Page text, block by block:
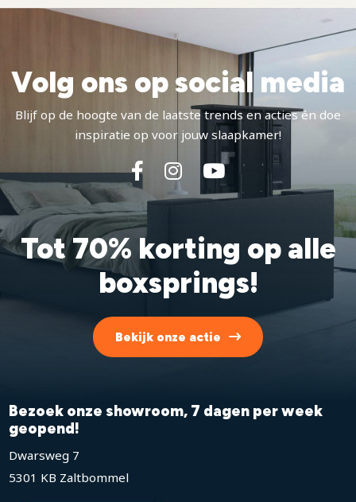
Volg ons op social media
Blijf op de hoogte van de laatste trends en acties én doe
inspiratie op voor jouw slaapkamer!
Tot 70% korting op alle
boxsprings!
Bekijk onze actie
Bezoek onze showroom, 7 dagen per week
geopend!
Dwarsweg 7
5301 KB Zaltbommel